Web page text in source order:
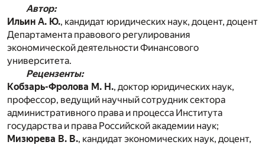
Автор:
Ильин А. Ю., кандидат юридических наук, доцент, доцент
Департамента правового регулирования
экономической деятельности Финансового
университета.
Рецензенты:
Кобзарь-Фролова М. Н., доктор юридических наук,
профессор, ведущий научный сотрудник сектора
административного права и процесса Института
государства и права Российской академии наук;
Мизюрева В. В., кандидат экономических наук, доцент,